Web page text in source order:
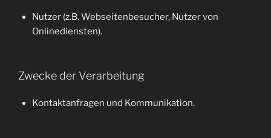
Nutzer (z.B. Webseitenbesucher, Nutzer von
Onlinediensten).
Zwecke der Verarbeitung
Kontaktanfragen und Kommunikation.